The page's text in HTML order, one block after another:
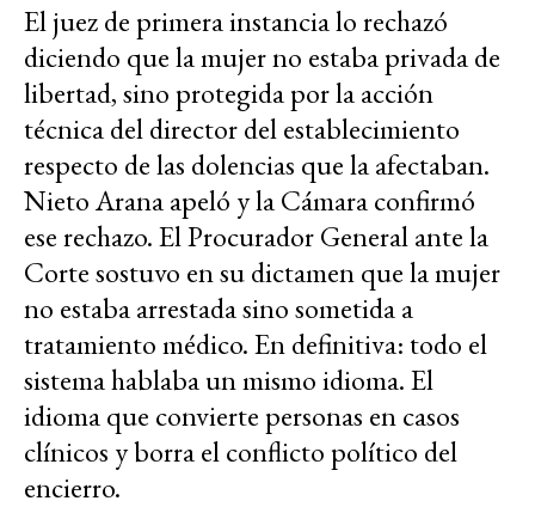
El juez de primera instancia lo rechazó
diciendo que la mujer no estaba privada de
libertad, sino protegida por la acción
técnica del director del establecimiento
respecto de las dolencias que la afectaban.
Nieto Arana apeló y la Cámara confirmó
ese rechazo. El Procurador General ante la
Corte sostuvo en su dictamen que la mujer
no estaba arrestada sino sometida a
tratamiento médico. En definitiva: todo el
sistema hablaba un mismo idioma. El
idioma que convierte personas en casos
clínicos y borra el conflicto político del
encierro.